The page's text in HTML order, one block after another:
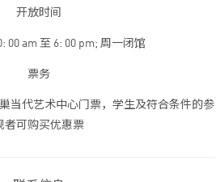
开放时间
00 am 至 6: 00 pm; 周一闭馆
票务
当代艺术中心门票，学生及符合条件的参
者可购买优惠票